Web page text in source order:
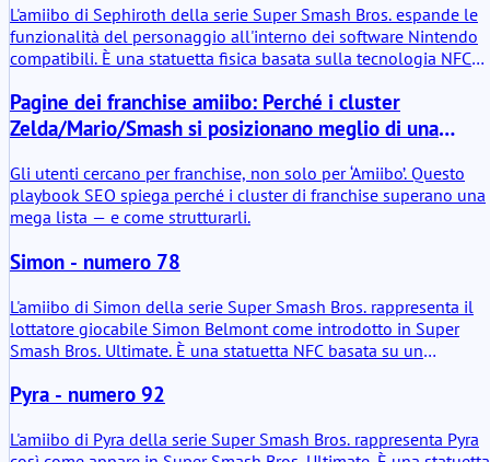
statuetta collega il personaggio di Mr. Resetti ai giochi
e sblocca piccole interazioni o apparizioni del personaggio
legate al suo ruolo nell'universo di Animal Crossing.
L'amiibo di Sephiroth della serie Super Smash Bros. espande le
funzionalità del personaggio all'interno dei software Nintendo
compatibili. È una statuetta fisica basata sulla tecnologia NFC
Oltre a essere un oggetto da esposizione, memorizza i dati di
combattimento e si evolve nel tempo attraverso l'interazione
il giocatore.
Pagine dei franchise amiibo: Perché i cluster
Zelda/Mario/Smash si posizionano meglio di una
Gli utenti cercano per franchise, non solo per ‘Amiibo’. Questo
playbook SEO spiega perché i cluster di franchise superano una
mega lista — e come strutturarli.
Simon - numero 78
L'amiibo di Simon della serie Super Smash Bros. rappresenta il
lottatore giocabile Simon Belmont come introdotto in Super
Smash Bros. Ultimate. È una statuetta NFC basata su un
supporto dati fisico che può memorizzare e trasferire i dati del
una statuetta di plastica con un chip.
Pyra - numero 92
L'amiibo di Pyra della serie Super Smash Bros. rappresenta Pyra